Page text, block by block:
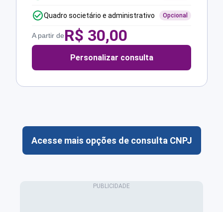
Quadro societário e administrativo Opcional
A partir deR$ 30,00
Personalizar consulta
Acesse mais opções de consulta CNPJ